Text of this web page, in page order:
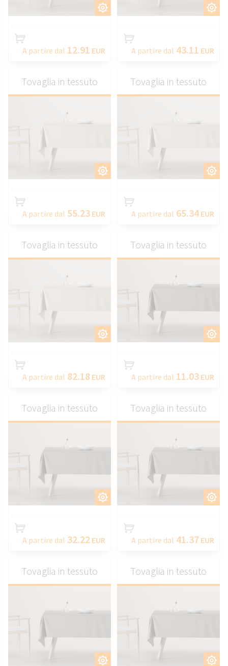
A partire dal 12.91 EUR A partire dal 43.11 EUR
Tovaglia in tessuto
A partire dal 55.23 EUR
Tovaglia in tessuto
A partire dal 65.34 EUR
Tovaglia in tessuto
A partire dal 82.18 EUR
Tovaglia in tessuto
A partire dal 11.03 EUR
Tovaglia in tessuto
A partire dal 32.22 EUR
Tovaglia in tessuto
A partire dal 41.37 EUR
Tovaglia in tessuto Tovaglia in tessuto